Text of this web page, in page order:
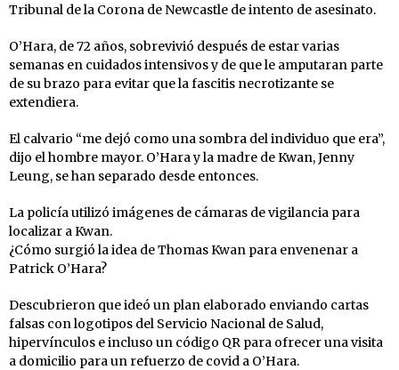
Tribunal de la Corona de Newcastle de intento de asesinato.
O’Hara, de 72 años, sobrevivió después de estar varias
semanas en cuidados intensivos y de que le amputaran parte
de su brazo para evitar que la fascitis necrotizante se
extendiera.
El calvario “me dejó como una sombra del individuo que era”,
dijo el hombre mayor. O’Hara y la madre de Kwan, Jenny
Leung, se han separado desde entonces.
La policía utilizó imágenes de cámaras de vigilancia para
localizar a Kwan.
¿Cómo surgió la idea de Thomas Kwan para envenenar a
Patrick O’Hara?
Descubrieron que ideó un plan elaborado enviando cartas
falsas con logotipos del Servicio Nacional de Salud,
hipervínculos e incluso un código QR para ofrecer una visita
a domicilio para un refuerzo de covid a O’Hara.